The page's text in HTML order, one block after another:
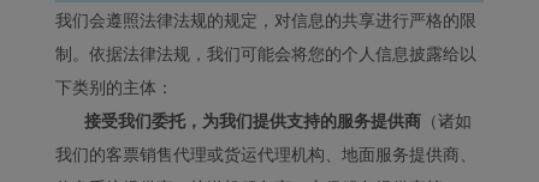
我们会遵照法律法规的规定，对信息的共享进行严格的限
制。依据法律法规，我们可能会将您的个人信息披露给以
下类别的主体：
接受我们委托，为我们提供支持的服务提供商 （诸如
我们的客票销售代理或货运代理机构、地面服务提供商、